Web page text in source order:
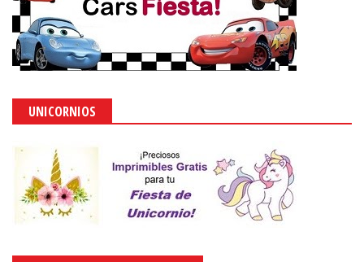
UNICORNIOS